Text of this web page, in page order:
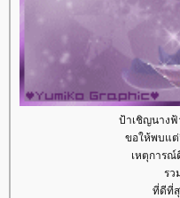
ป้าเชิญนางฟ้
ขอให้พบแ
เหตุการณ์
รว
ที่ดีที่